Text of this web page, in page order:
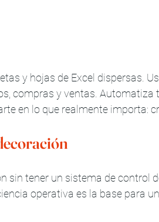
y hojas de Excel dispersas.
compras y ventas. Automatiza
en lo que realmente importa:
sin tener un sistema de control
operativa es la base para